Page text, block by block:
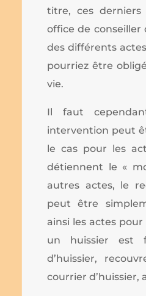
titre, ces derniers
office de conseiller
des différents
pourriez être
vie.
Il faut
intervention peut
le cas pour les
détiennent le «
autres actes, le
peut être
ainsi les actes
un huissier est
d’huissier,
courrier d’huissier,